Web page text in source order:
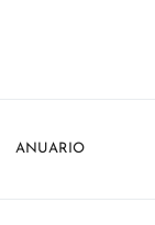
ANUARIO